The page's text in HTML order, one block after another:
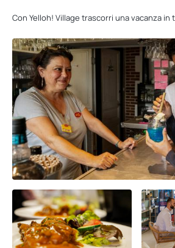
Con Yelloh! Village trascorri una vacanza